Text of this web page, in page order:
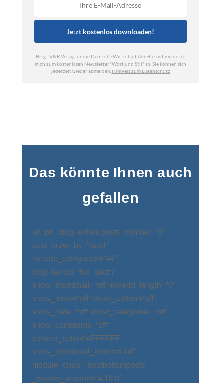
Das könnte Ihnen auch
gefallen
[et_pb_blog_extras posts_number=“3″
post_order_by=“rand“
include_categories=“44″
blog_layout=“full_width“
show_thumbnail=“off“ excerpt_length=“0″
show_more=“off“ show_author=“off“
show_date=“off“ show_categories=“off“
show_comments=“off“
content_color=“#FFFFFF“
show_thumbnail_mobile=“off“
module_class=“postbottomposts“
_builder_version=“4.10.8″